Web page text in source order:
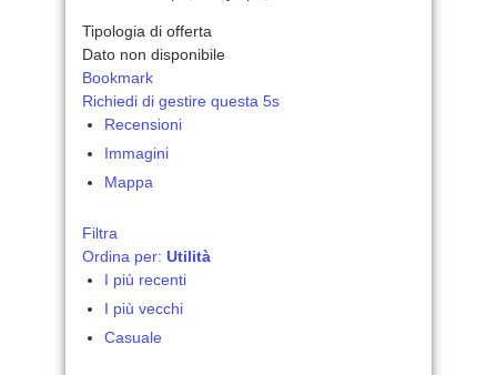
Tipologia di offerta
Dato non disponibile
Bookmark
Richiedi di gestire questa 5s
Recensioni
Immagini
Mappa
Filtra
Ordina per: Utilità
I più recenti
I più vecchi
Casuale